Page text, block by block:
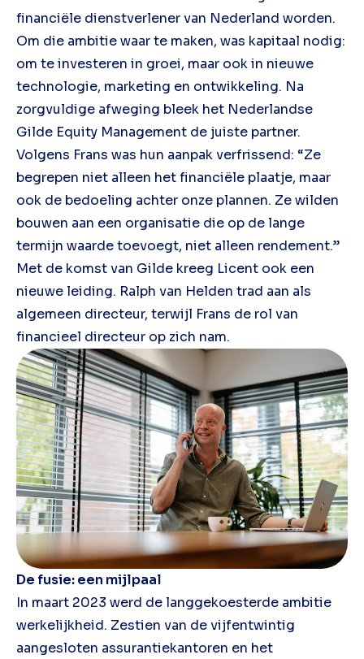
financiële dienstverlener van Nederland worden.
Om die ambitie waar te maken, was kapitaal nodig:
om te investeren in groei, maar ook in nieuwe
technologie, marketing en ontwikkeling. Na
zorgvuldige afweging bleek het Nederlandse
Gilde Equity Management de juiste partner.
Volgens Frans was hun aanpak verfrissend: “Ze
begrepen niet alleen het financiële plaatje, maar
ook de bedoeling achter onze plannen. Ze wilden
bouwen aan een organisatie die op de lange
termijn waarde toevoegt, niet alleen rendement.”
Met de komst van Gilde kreeg Licent ook een
nieuwe leiding. Ralph van Helden trad aan als
algemeen directeur, terwijl Frans de rol van
financieel directeur op zich nam.
De fusie: een mijlpaal
In maart 2023 werd de langgekoesterde ambitie
werkelijkheid. Zestien van de vijfentwintig
aangesloten assurantiekantoren en het